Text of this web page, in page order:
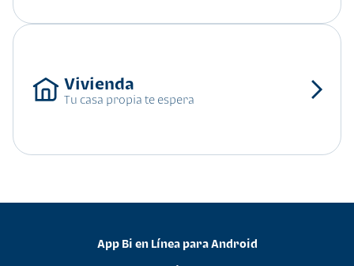
Tu casa propia te espera
App Bi en Línea para Android